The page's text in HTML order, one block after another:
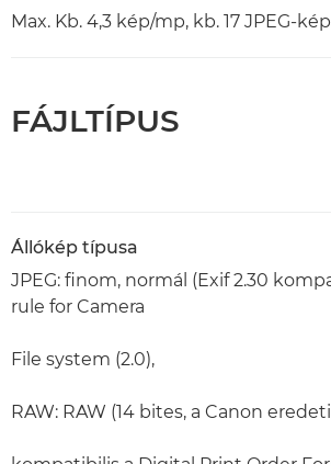
Max. Kb. 4,3 kép/mp, kb. 17 JPEG-
FÁJLTÍPUS
Állókép típusa
JPEG: finom, normál (Exif 2.30
rule for Camera
File system (2.0),
RAW: RAW (14 bites, a Canon